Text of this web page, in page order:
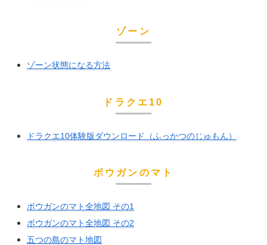
ゾーン
ゾーン状態になる方法
ドラクエ10
ドラクエ10体験版ダウンロード（ふっかつのじゅもん）
ボウガンのマト
ボウガンのマト全地図 その1
ボウガンのマト全地図 その2
五つの島のマト地図